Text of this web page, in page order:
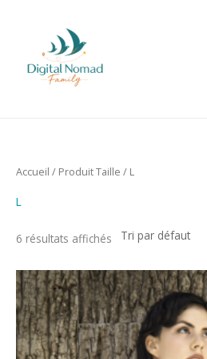
Accueil / Produit Taille / L
L
6 résultats affichés